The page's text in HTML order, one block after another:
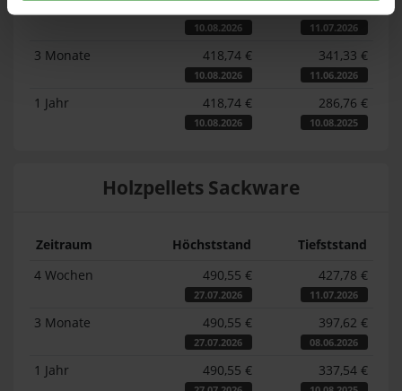
10.08.2026 11.07.2026
3 Monate 418,74 €
10.08.2026
341,33 €
11.06.2026
1 Jahr 418,74 €
10.08.2026
286,76 €
10.08.2025
Holzpellets Sackware
Zeitraum Höchststand
Tiefststand
4 Wochen
490,55 €
27.07.2026
427,78 €
11.07.2026
3 Monate 490,55 €
27.07.2026
397,62 €
08.06.2026
1 Jahr 490,55 € 337,54 €